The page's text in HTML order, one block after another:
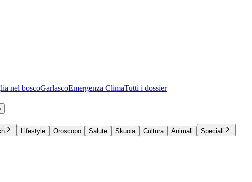
nel boscoGarlascoEmergenza ClimaTutti i dossier
Lifestyle Oroscopo Salute Skuola Cultura Animali
Speciali